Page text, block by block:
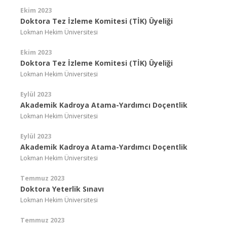
Ekim 2023
Doktora Tez İzleme Komitesi (TİK) Üyeliği
Lokman Hekim Üniversitesi
Ekim 2023
Doktora Tez İzleme Komitesi (TİK) Üyeliği
Lokman Hekim Üniversitesi
Eylül 2023
Akademik Kadroya Atama-Yardımcı Doçentlik
Lokman Hekim Üniversitesi
Eylül 2023
Akademik Kadroya Atama-Yardımcı Doçentlik
Lokman Hekim Üniversitesi
Temmuz 2023
Doktora Yeterlik Sınavı
Lokman Hekim Üniversitesi
Temmuz 2023